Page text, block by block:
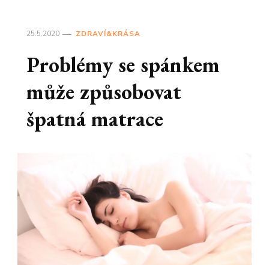
25.5.2020 ZDRAVÍ&KRÁSA
Problémy se spánkem
může způsobovat
špatná matrace